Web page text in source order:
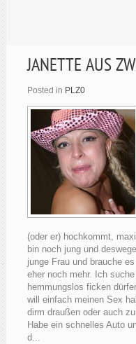
JANETTE AUS
Posted in PLZ0
(oder er) hochkommt,
bin noch jung und
junge Frau und brauche
eher noch mehr. Ich
hemmungslos ficken
will einfach meinen Sex
dirm draußen oder auch
Habe ein schnelles Auto
d...